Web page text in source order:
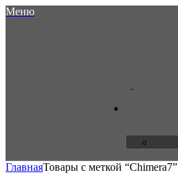
Меню
ГлавнаяТовары с меткой “Chimera7”